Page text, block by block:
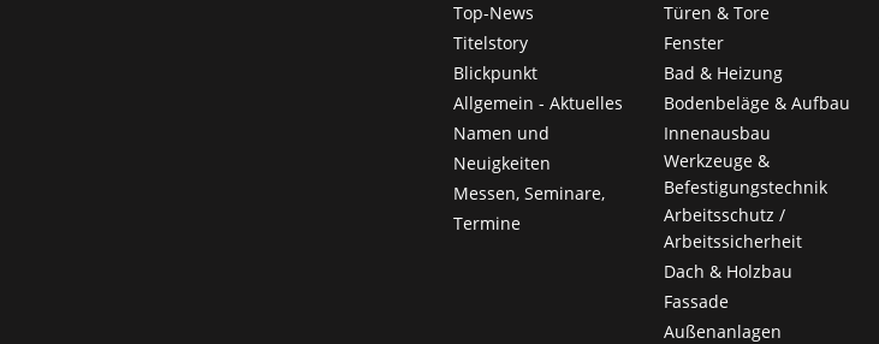
Top-News
Titelstory
Blickpunkt
Allgemein - Aktuelles
Namen und
Neuigkeiten
Messen, Seminare,
Termine
Türen & Tore
Fenster
Bad & Heizung
Bodenbeläge & Aufbau
Innenausbau
Werkzeuge &
Befestigungstechnik
Arbeitsschutz /
Arbeitssicherheit
Dach & Holzbau
Fassade
Außenanlagen